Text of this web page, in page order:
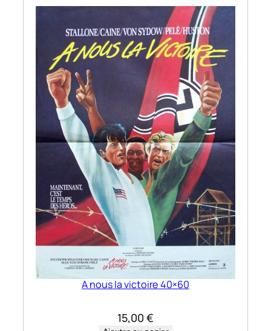
A nous la victoire 40×60
15,00 €